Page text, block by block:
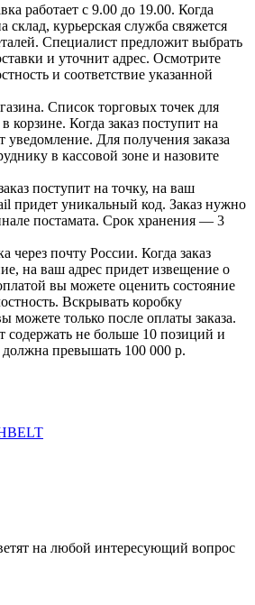
работает с 9.00 до 19.00. Когда
склад, курьерская служба свяжется
Специалист предложит выбрать
и уточнит адрес. Осмотрите
и соответствие указанной
Список торговых точек для
корзине. Когда заказ поступит на
уведомление. Для получения заказа
в кассовой зоне и назовите
поступит на точку, на ваш
придет уникальный код. Заказ нужно
постамата. Срок хранения — 3
через почту России. Когда заказ
на ваш адрес придет извещение о
вы можете оценить состояние
Вскрывать коробку
можете только после оплаты заказа.
содержать не больше 10 позиций и
должна превышать 100 000 р.
на любой интересующий вопрос